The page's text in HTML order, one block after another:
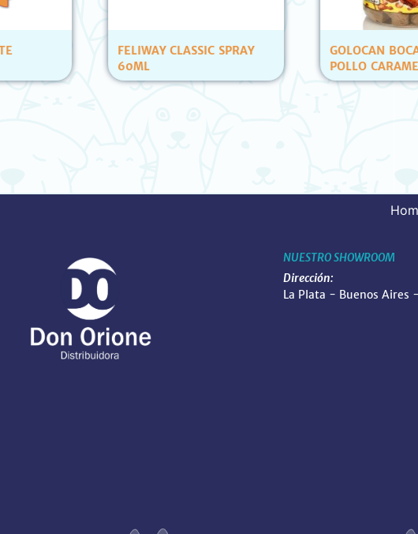
FELIWAY CLASSIC SPRAY
GOLOCAN BOCADITOS
POLLO CARAMELERA X 2KG
NUESTRO SHOWROOM
Dirección:
La Plata - Buenos Aires